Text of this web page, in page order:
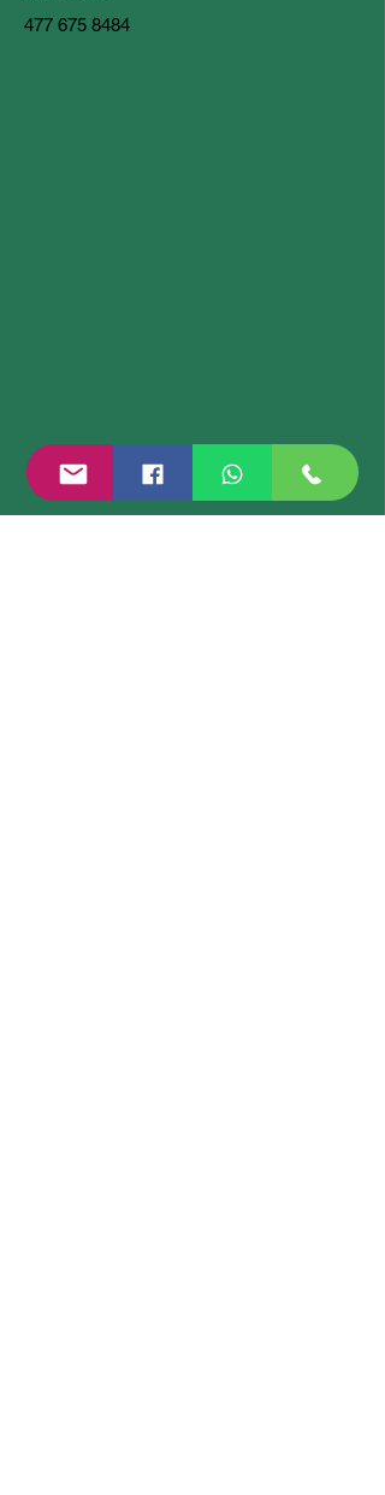
477 675 8484